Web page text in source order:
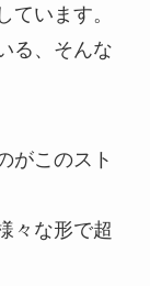
ています。
る、そんな
がこのスト
々な形で超